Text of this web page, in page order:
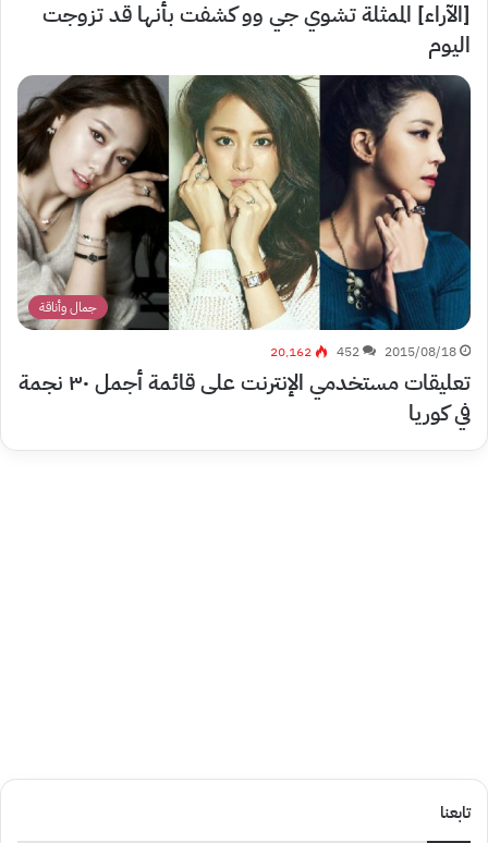
[الآراء] الممثلة تشوي جي وو كشفت بأنها قد تزوجت
اليوم
جمال وأناقة
2015/08/18
452 20٬162
تعليقات مستخدمي الإنترنت على قائمة أجمل ٣٠ نجمة
في كوريا
تابعنا